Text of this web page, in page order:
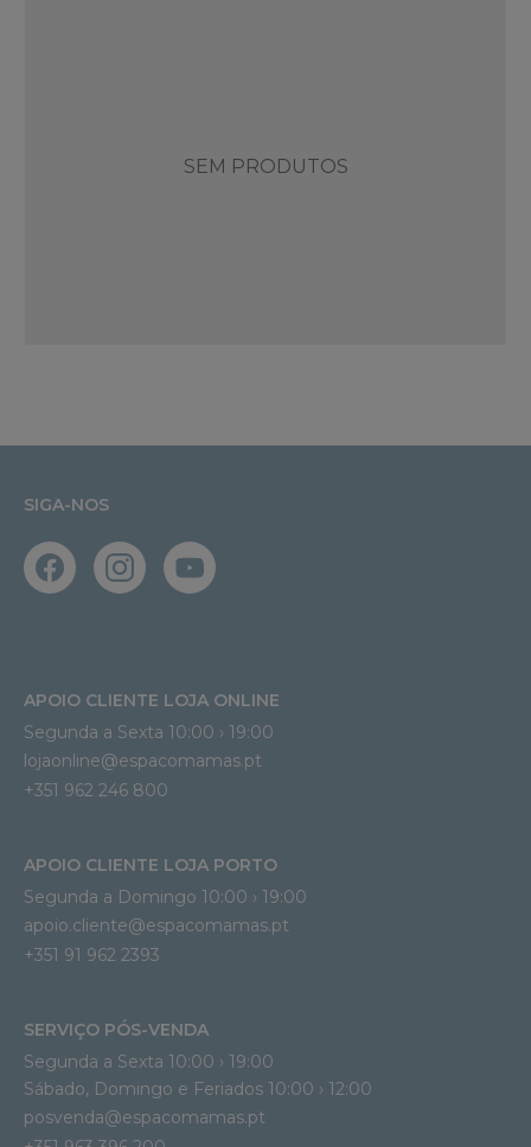
SEM PRODUTOS
SIGA-NOS
APOIO CLIENTE LOJA ONLINE
Segunda a Sexta 10:00 › 19:00
lojaonline@espacomamas.pt
+351 962 246 800
APOIO CLIENTE LOJA PORTO
Segunda a Domingo 10:00 › 19:00
apoio.cliente@espacomamas.pt
+351 91 962 2393
SERVIÇO PÓS-VENDA
Segunda a Sexta 10:00 › 19:00
Sábado, Domingo e Feriados 10:00 › 12:00
posvenda@espacomamas.pt